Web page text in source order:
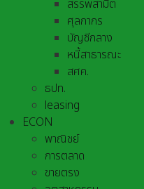
สรรพสามิต
ศุลกากร
บัญชีกลาง
หนี้สาธารณะ
สศค.
ธปท.
leasing
ECON
พาณิชย์
การตลาด
ขายตรง